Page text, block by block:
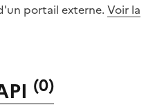
portail externe. Voir la
(0)